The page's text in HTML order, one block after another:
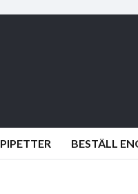
PIPETTER BESTÄLL